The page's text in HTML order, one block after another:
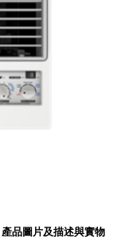
品圖片及描述與實物